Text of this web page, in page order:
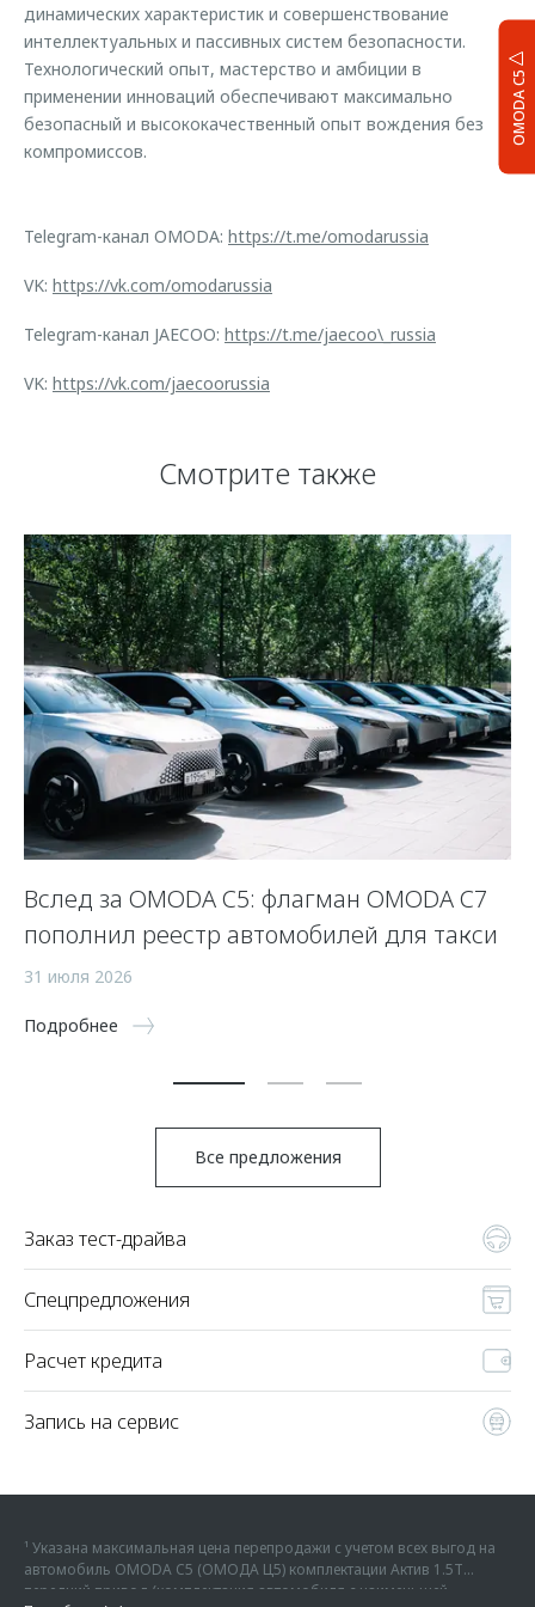
OMODA C5
динамических характеристик и совершенствование
интеллектуальных и пассивных систем безопасности.
Технологический опыт, мастерство и амбиции в
применении инноваций обеспечивают максимально
безопасный и высококачественный опыт вождения без
компромиссов.
Telegram-канал OMODA: https://t.me/omodarussia
VK: https://vk.com/omodarussia
Telegram-канал JAECOO: https://t.me/jaecoo\_russia
VK: https://vk.com/jaecoorussia
Смотрите также
Вслед за OMODA C5: флагман OMODA C7
пополнил реестр автомобилей для такси
31 июля 2026
Подробнее
Все предложения
Заказ тест-драйва
Спецпредложения
Расчет кредита
Запись на сервис
¹ Указана максимальная цена перепродажи с учетом всех выгод на
автомобиль OMODA C5 (ОМОДА Ц5) комплектации Актив 1.5Т
передний привод (комплектация автомобиля с наименьшей